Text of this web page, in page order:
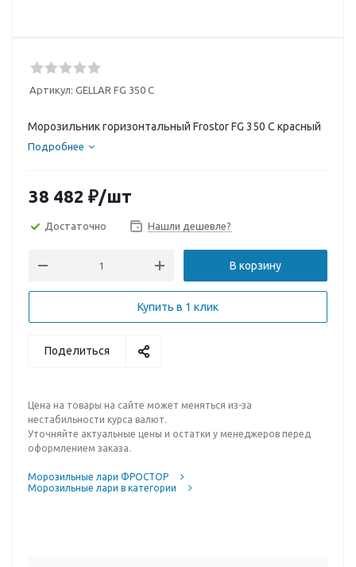
Артикул: GELLAR FG 350 C
Морозильник горизонтальный Frostor FG 350 С красный
Подробнее
38 482 ₽/шт
Достаточно Нашли дешевле?
В корзину
Купить в 1 клик
Поделиться
Цена на товары на сайте может меняться из-за
нестабильности курса валют.
Уточняйте актуальные цены и остатки у менеджеров перед
оформлением заказа.
Морозильные лари ФРОСТОР
Морозильные лари в категории